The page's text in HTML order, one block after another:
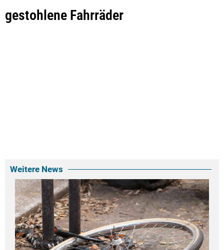
gestohlene Fahrräder
Weitere News